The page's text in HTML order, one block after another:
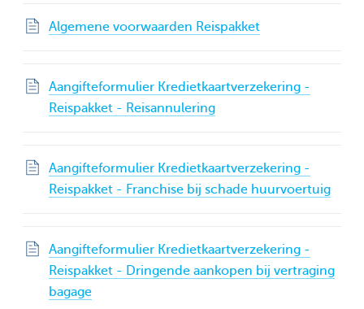
Algemene voorwaarden Reispakket
Aangifteformulier Kredietkaartverzekering -
Reispakket - Reisannulering
Aangifteformulier Kredietkaartverzekering -
Reispakket - Franchise bij schade huurvoertuig
Aangifteformulier Kredietkaartverzekering -
Reispakket - Dringende aankopen bij vertraging
bagage